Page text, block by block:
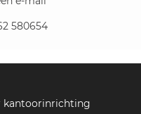
580654
kantoorinrichting